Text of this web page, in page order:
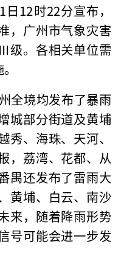
12时22分宣布，
，广州市气象灾害
。各相关单位需
全境均发布了暴雨
城部分街道及黄埔
、海珠、天河、
，荔湾、花都、从
禺还发布了雷雨大
黄埔、白云、南沙
来，随着降雨形势
号可能会进一步发